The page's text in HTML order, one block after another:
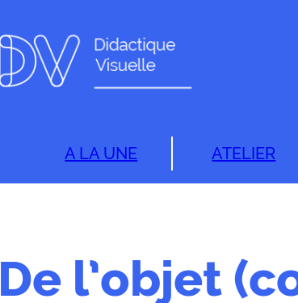
A LA UNE ATELIER
De l’objet